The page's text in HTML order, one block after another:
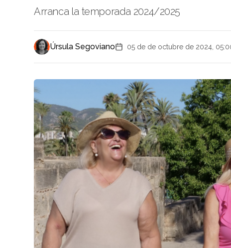
Arranca la temporada 2024/2025
Úrsula Segoviano 05 de de octubre de 2024,